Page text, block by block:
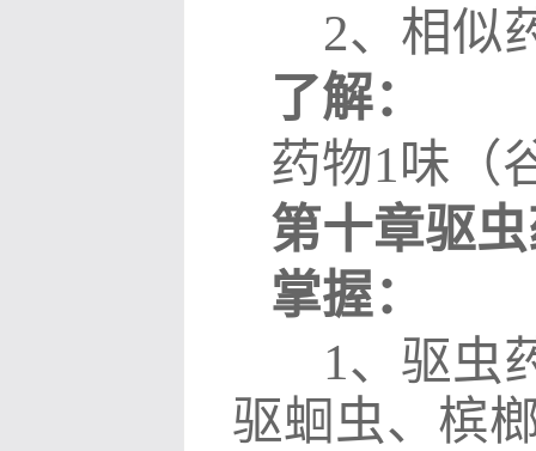
2、相似
了解：
药物1味（
第十章驱
掌握：
1、驱虫
驱蛔虫、槟